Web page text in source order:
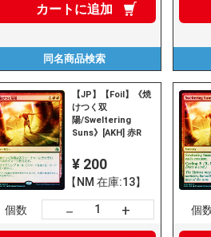
カートに追加
同名商品検索
【JP】【Foil】《焼
けつく双
陽/Sweltering
Suns》[AKH] 赤R
¥ 200
【NM 在庫:13】
個数 － + 個